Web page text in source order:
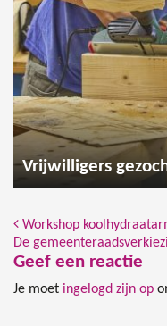
Bericht
Workshop
De
Geef een reactie
Je moet ingelogd zijn op